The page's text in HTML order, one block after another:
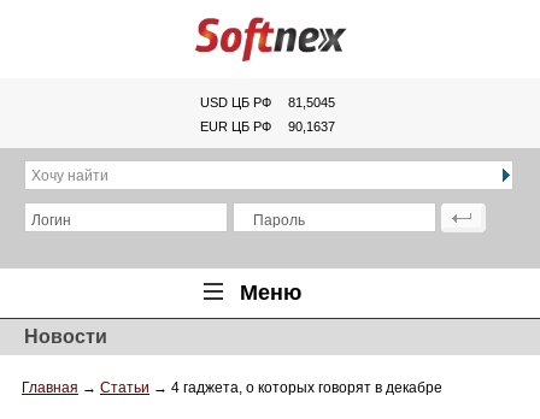
USD ЦБ РФ
81,5045
EUR ЦБ РФ
90,1637
Хочу найти
Логин Пароль
Меню
Главная
Обзоры
Новости
Главная → Статьи → 4 гаджета, о которых говорят в декабре